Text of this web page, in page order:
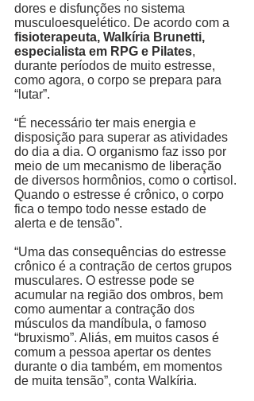
dores e disfunções no sistema
musculoesquelético. De acordo com a
fisioterapeuta, Walkíria Brunetti,
especialista em RPG e Pilates,
durante períodos de muito estresse,
como agora, o corpo se prepara para
“lutar”.
“É necessário ter mais energia e
disposição para superar as atividades
do dia a dia. O organismo faz isso por
meio de um mecanismo de liberação
de diversos hormônios, como o cortisol.
Quando o estresse é crônico, o corpo
fica o tempo todo nesse estado de
alerta e de tensão”.
“Uma das consequências do estresse
crônico é a contração de certos grupos
musculares. O estresse pode se
acumular na região dos ombros, bem
como aumentar a contração dos
músculos da mandíbula, o famoso
“bruxismo”. Aliás, em muitos casos é
comum a pessoa apertar os dentes
durante o dia também, em momentos
de muita tensão”, conta Walkíria.